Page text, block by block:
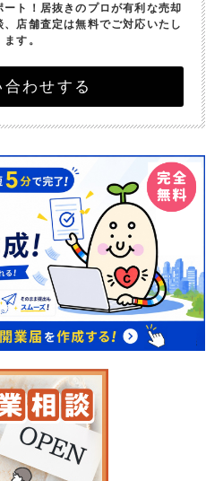
ト！ 居抜きのプロが有利な売却
、店舗査定は無料でご対応いたし
ます。
わせする